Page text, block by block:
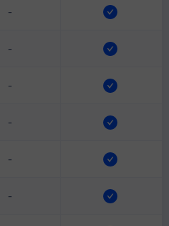
-
-
-
-
-
-